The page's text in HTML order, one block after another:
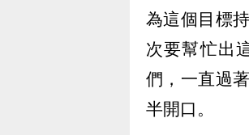
為這個目標
次要幫忙出
們，一直過
半開口。